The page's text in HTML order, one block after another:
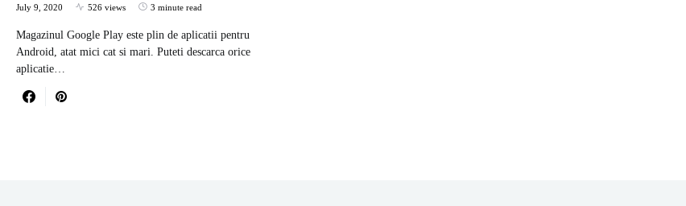
July 9, 2020 526 views 3 minute read
Magazinul Google Play este plin de aplicatii pentru
Android, atat mici cat si mari. Puteti descarca orice
aplicatie…